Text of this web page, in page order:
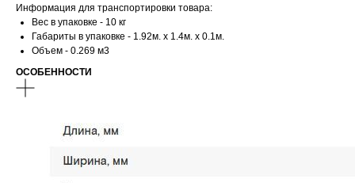
Информация для транспортировки товара:
Вес в упаковке - 10 кг
Габариты в упаковке - 1.92м. x 1.4м. x 0.1м.
Объем - 0.269 м3
ОСОБЕННОСТИ